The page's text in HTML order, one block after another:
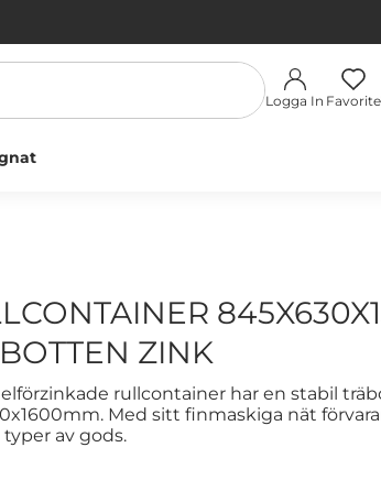
Logga In
ZINK
rullcontainer har en stabil
Med sitt finmaskiga nät
av gods.